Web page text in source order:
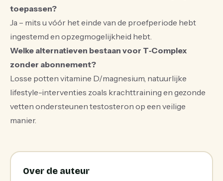
toepassen?
Ja – mits u vóór het einde van de proefperiode hebt
ingestemd en opzegmogelijkheid hebt.
Welke alternatieven bestaan voor T‑Complex
zonder abonnement?
Losse potten vitamine D/magnesium, natuurlijke
lifestyle-interventies zoals krachttraining en gezonde
vetten ondersteunen testosteron op een veilige
manier.
Over de auteur